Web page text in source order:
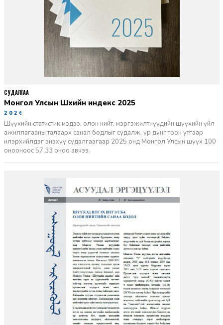
Монгол Улсын Шүүхийн индекс 2025
2026-06-11
Шүүхийн статистик мэдээ, олон нийт, мэргэжилтнүүдийн шүүхийн үйл
ажиллагааны талаарх санал бодлыг судалж, үр дүнг тоон утгаар
илэрхийлдэг энэхүү судалгаагаар 2025 онд Монгол Улсын шүүх 100
онооноос 57,33 оноо авчээ.
СУДАЛГАА